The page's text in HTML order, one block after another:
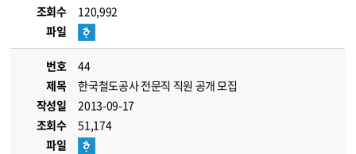
조회수
120,992
파일
번호
44
제목
한국철도공사 전문직 직원 공개 모집
작성일
2013-09-17
조회수
51,174
파일